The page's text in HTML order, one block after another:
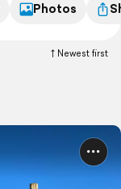
Photos
Newest first